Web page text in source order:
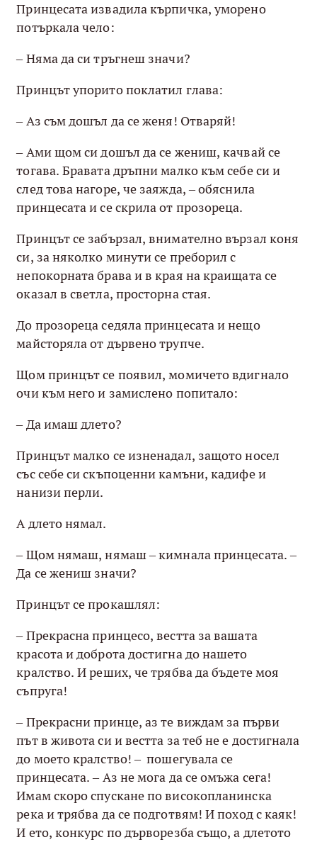
Принцесата извадила кърпичка, уморено
потъркала чело:
– Няма да си тръгнеш значи?
Принцът упорито поклатил глава:
– Аз съм дошъл да се женя! Отваряй!
– Ами щом си дошъл да се жениш, качвай се
тогава. Бравата дръпни малко към себе си и
след това нагоре, че заяжда, – обяснила
принцесата и се скрила от прозореца.
Принцът се забързал, внимателно вързал коня
си, за няколко минути се преборил с
непокорната брава и в края на краищата се
оказал в светла, просторна стая.
До прозореца седяла принцесата и нещо
майсторяла от дървено трупче.
Щом принцът се появил, момичето вдигнало
очи към него и замислено попитало:
– Да имаш длето?
Принцът малко се изненадал, защото носел
със себе си скъпоценни камъни, кадифе и
нанизи перли.
А длето нямал.
– Щом нямаш, нямаш – кимнала принцесата. –
Да се жениш значи?
Принцът се прокашлял:
– Прекрасна принцесо, вестта за вашата
красота и доброта достигна до нашето
кралство. И реших, че трябва да бъдете моя
съпруга!
– Прекрасни принце, аз те виждам за първи
път в живота си и вестта за теб не е достигнала
до моето кралство! – пошегувала се
принцесата. – Аз не мога да се омъжа сега!
Имам скоро спускане по високопланинска
река и трябва да се подготвям! И поход с каяк!
И ето, конкурс по дърворезба също, а длетото